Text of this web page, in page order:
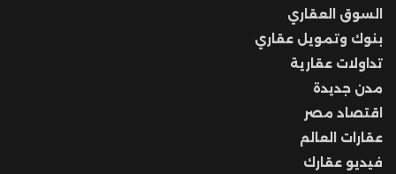
السوق العقاري
بنوك وتمويل عقاري
تداولات عقارية
مدن جديدة
اقتصاد مصر
عقارات العالم
فيديو عقارك